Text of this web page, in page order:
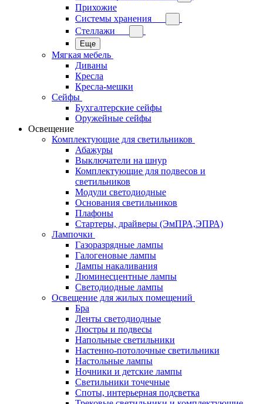
Прихожие
Системы хранения
Стеллажи
Еще
Мягкая мебель
Диваны
Кресла
Кресла-мешки
Сейфы
Бухгалтерские сейфы
Оружейные сейфы
Освещение
Комплектующие для светильников
Абажуры
Выключатели на шнур
Комплектующие для подвесов и
светильников
Модули светодиодные
Основания светильников
Плафоны
Стартеры, драйверы (ЭмПРА,ЭПРА)
Лампочки
Газоразрядные лампы
Галогеновые лампы
Лампы накаливания
Люминесцентные лампы
Светодиодные лампы
Освещение для жилых помещений
Бра
Ленты светодиодные
Люстры и подвесы
Напольные светильники
Настенно-потолочные светильники
Настольные лампы
Ночники и детские лампы
Светильники точечные
Споты, интерьерная подсветка